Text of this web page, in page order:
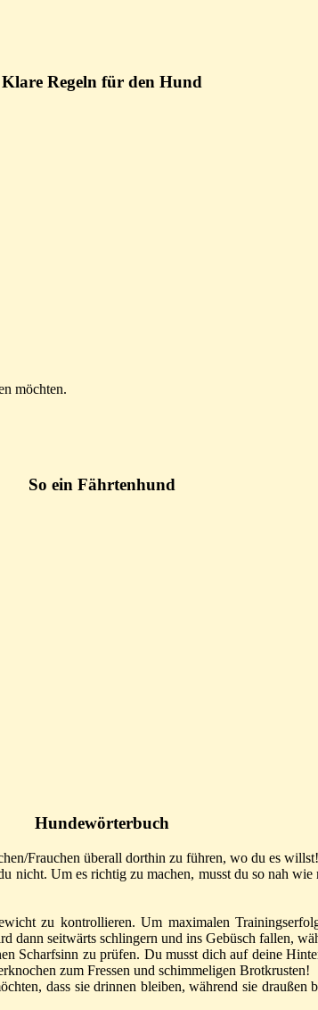
Klare Regeln für den Hund
möchten.
So ein Fährtenhund
Hundewörterbuch
Frauchen überall dorthin zu führen, wo du es willst!
nicht. Um es richtig zu machen, musst du so nah
zu kontrollieren. Um maximalen
dann seitwärts schlingern und ins Gebüsch fallen,
Scharfsinn zu prüfen. Du musst dich auf deine
zum Fressen und schimmeligen Brotkrusten!
dass sie drinnen bleiben, während sie draußen